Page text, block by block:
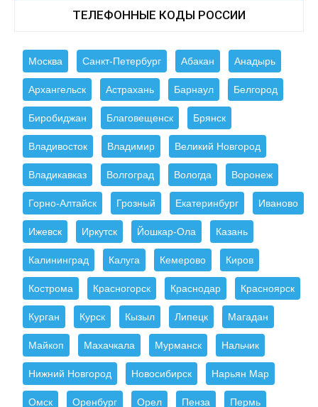
ТЕЛЕФОННЫЕ КОДЫ РОССИИ
Москва Санкт-Петербург Абакан Анадырь
Архангельск Астрахань Барнаул Белгород
Биробиджан Благовещенск Брянск
Владивосток Владимир Великий Новгород
Владикавказ Волгоград Вологда Воронеж
Горно-Алтайск Грозный Екатеринбург Иваново
Ижевск Иркутск Йошкар-Ола Казань
Калининград Калуга Кемерово Киров
Кострома Красногорск Краснодар Красноярск
Курган Курск Кызыл Липецк Магадан
Майкоп Махачкала Мурманск Нальчик
Нижний Новгород Новосибирск Нарьян Мар
Омск Оренбург Орел Пенза Пермь